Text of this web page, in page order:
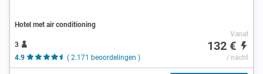
Hotel met air conditioning
3
4.9
( 2.171 beoordelingen )
Vanaf
132 €
/ nacht